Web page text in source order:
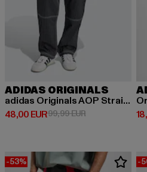
ADIDAS ORIGINALS
adidas Originals AOP Straight Fit Jeans
48,00 EUR
Derzeitiger Preis: 48,00 EUR
99,99 EURAktionspreis:
-53% -